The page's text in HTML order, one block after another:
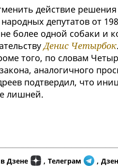
действие
депутатов от
более одной собаки и
Денис Четырбок
того, по словам
аналогичного
подтвердил, что
лишней.
в Дзене , Телеграм ,